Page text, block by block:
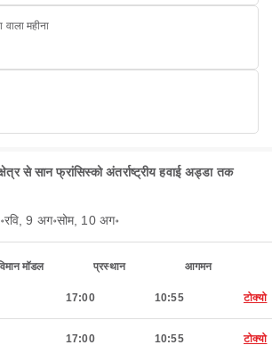
महीना
से सान फ्रांसिस्को अंतर्राष्ट्रीय हवाई अड्डा तक
रवि, 9 अग॰सोम, 10 अग॰
मॉडल प्रस्थान आगमन
17:00 10:55 टोक्यो
17:00 10:55 टोक्यो